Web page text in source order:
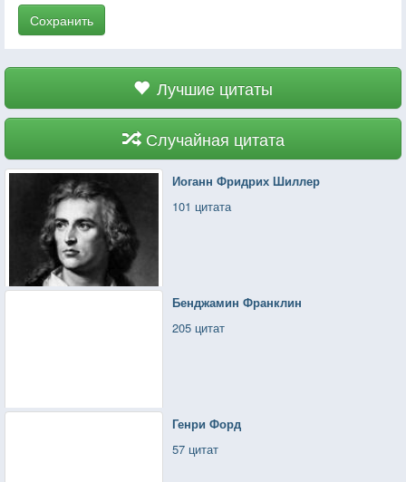
Сохранить
Лучшие цитаты
Случайная цитата
Иоганн Фридрих Шиллер
101 цитата
Бенджамин Франклин
205 цитат
Генри Форд
57 цитат